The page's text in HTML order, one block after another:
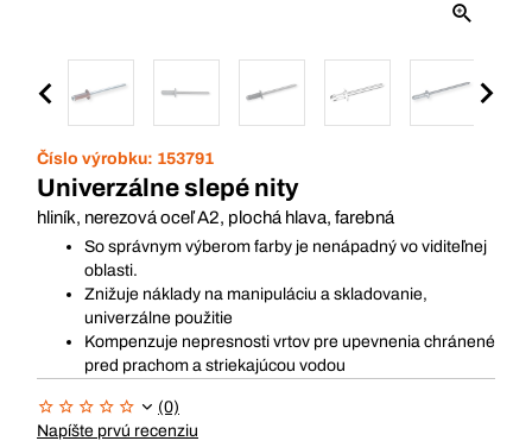
Číslo výrobku: 153791
Univerzálne slepé nity
hliník, nerezová oceľ A2, plochá hlava, farebná
So správnym výberom farby je nenápadný vo viditeľnej
oblasti.
Znižuje náklady na manipuláciu a skladovanie,
univerzálne použitie
Kompenzuje nepresnosti vrtov pre upevnenia chránené
pred prachom a striekajúcou vodou
(0)
Napíšte prvú recenziu